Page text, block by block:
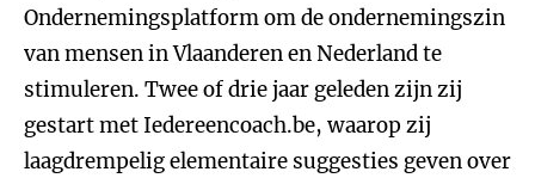
Ondernemingsplatform om de ondernemingszin
van mensen in Vlaanderen en Nederland te
stimuleren. Twee of drie jaar geleden zijn zij
gestart met Iedereencoach.be, waarop zij
laagdrempelig elementaire suggesties geven over